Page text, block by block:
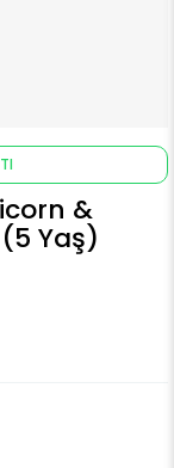
&
(5 Yaş)